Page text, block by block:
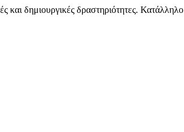
δημιουργικές δραστηριότητες. Κατάλληλο